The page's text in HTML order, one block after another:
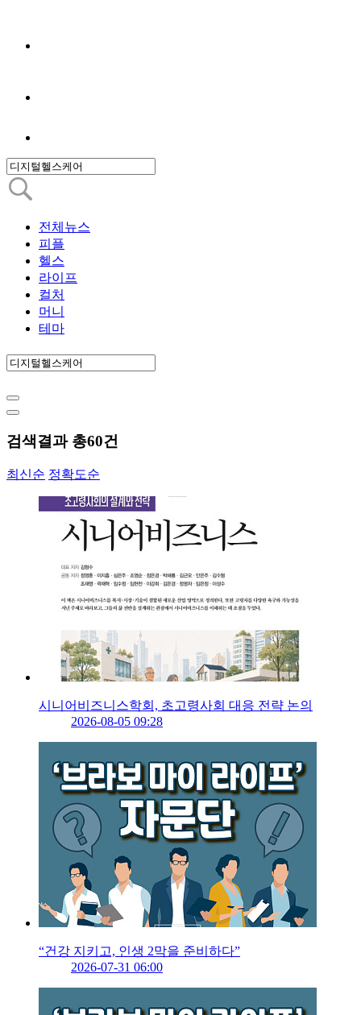
전체뉴스
피플
헬스
라이프
컬처
머니
테마
검색결과 총60건
최신순 정확도순
시니어비즈니스학회, 초고령사회 대응 전략 논의
2026-08-05 09:28
“건강 지키고, 인생 2막을 준비하다”
2026-07-31 06:00